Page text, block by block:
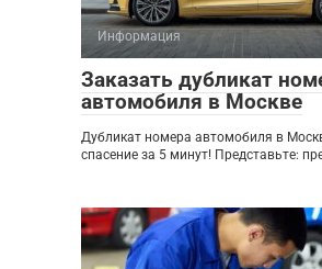
Информация
Заказать дубликат
автомобиля в Москве
Дубликат номера автомобиля в
спасение за 5 минут! Представьте: